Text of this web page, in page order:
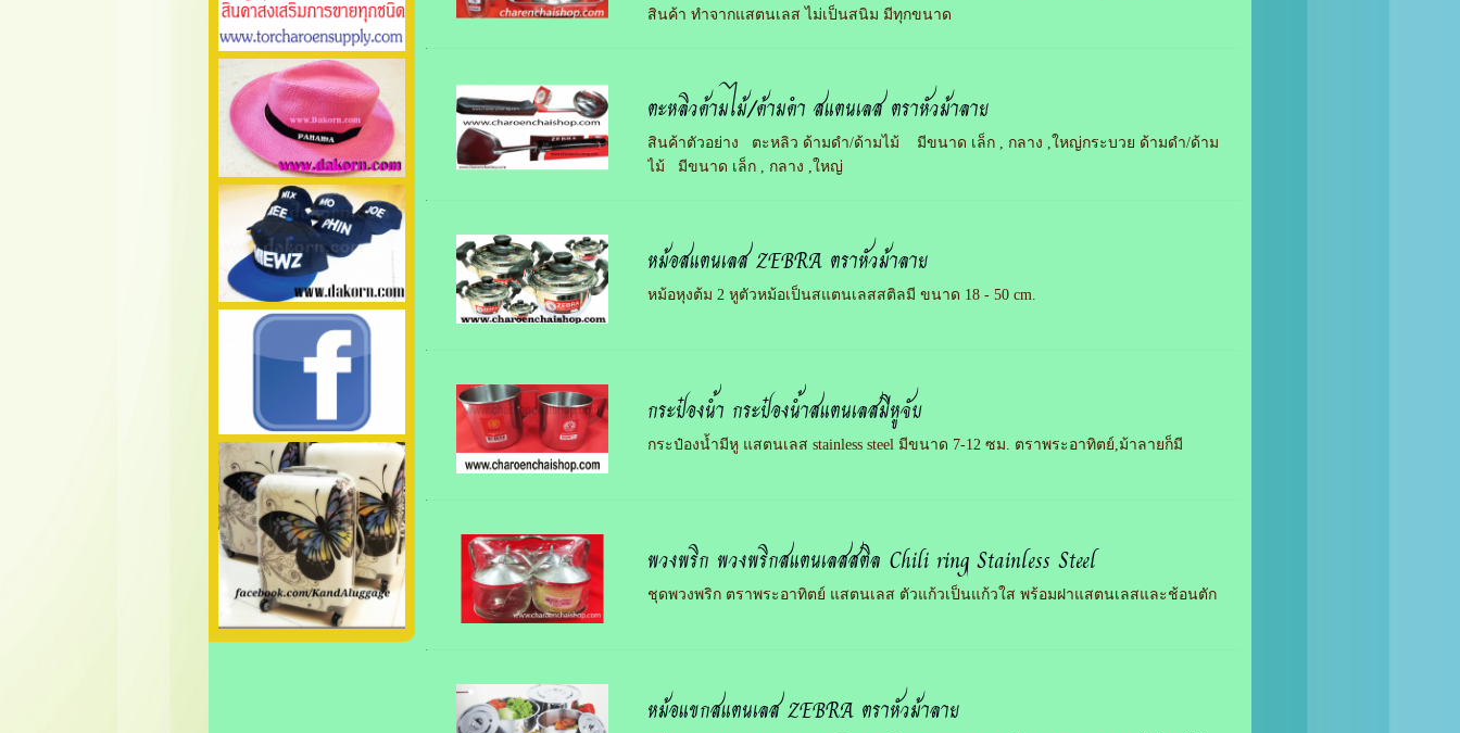
สินค้า ทำจากแสตนเลส ไม่เป็นสนิม มีทุกขนาด
ตะหลิวด้ามไม้/ด้ามดำ สแตนเลส ตราหัวม้าลาย
สินค้าตัวอย่าง ตะหลิว ด้ามดำ/ด้ามไม้ มีขนาด เล็ก , กลาง ,ใหญ่กระบวย ด้ามดำ/ด้าม
ไม้ มีขนาด เล็ก , กลาง ,ใหญ่
หม้อสแตนเลส ZEBRA ตราหัวม้าลาย
หม้อหุงต้ม 2 หูตัวหม้อเป็นสแตนเลสสติลมี ขนาด 18 - 50 cm.
กระป๋องน้ำ กระป๋องน้ำสแตนเลสมีหูจับ
กระป๋องน้ำมีหู แสตนเลส stainless steel มีขนาด 7-12 ซม. ตราพระอาทิตย์,ม้าลายก็มี
พวงพริก พวงพริกสแตนเลสสติล Chili ring Stainless Steel
ชุดพวงพริก ตราพระอาทิตย์ แสตนเลส ตัวแก้วเป็นแก้วใส พร้อมฝาแสตนเลสและช้อนตัก
หม้อแขกสแตนเลส ZEBRA ตราหัวม้าลาย